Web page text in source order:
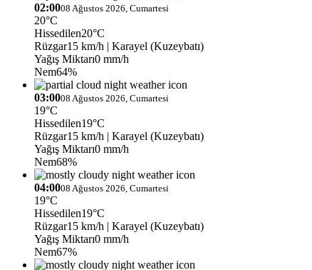
02:0008 Ağustos 2026, Cumartesi
20°C
Hissedilen20°C
Rüzgar15 km/h | Karayel (Kuzeybatı)
Yağış Miktarı0 mm/h
Nem64%
03:0008 Ağustos 2026, Cumartesi
19°C
Hissedilen19°C
Rüzgar15 km/h | Karayel (Kuzeybatı)
Yağış Miktarı0 mm/h
Nem68%
04:0008 Ağustos 2026, Cumartesi
19°C
Hissedilen19°C
Rüzgar15 km/h | Karayel (Kuzeybatı)
Yağış Miktarı0 mm/h
Nem67%